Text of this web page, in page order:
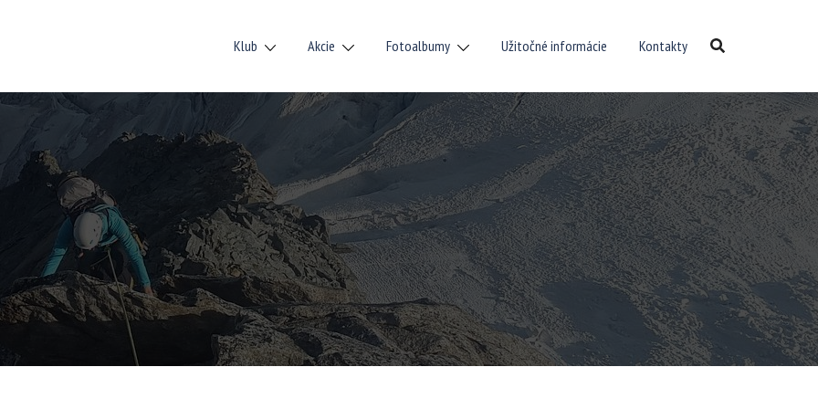
Klub Akcie Fotoalbumy Užitočné informácie Kontakty